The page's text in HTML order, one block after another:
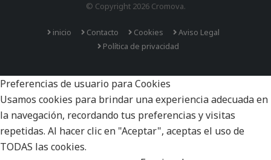
© Copyright 2026 Cromova.
inicio Contacto Cookies
Aviso Legal
Política de privacidad
Preferencias de usuario para Cookies
Usamos cookies para brindar una experiencia adecuada en
la navegación, recordando tus preferencias y visitas
repetidas. Al hacer clic en "Aceptar", aceptas el uso de
TODAS las cookies.